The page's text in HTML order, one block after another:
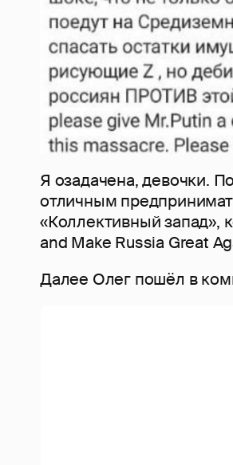
Я озадачена, девочки.
отличным
«Коллективный запад»,
and Make Russia Great
Далее Олег пошёл в